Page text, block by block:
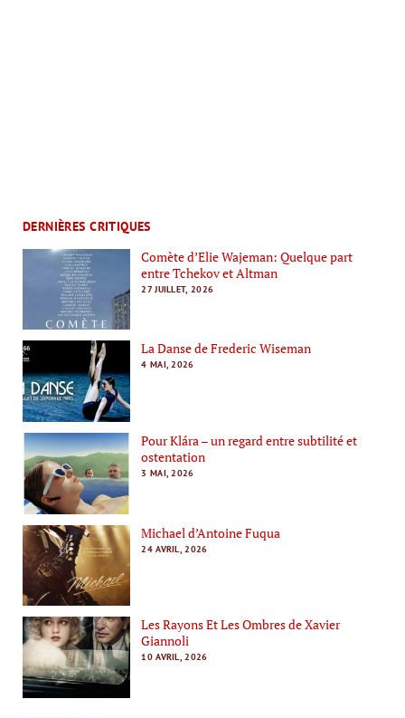
DERNIÈRES CRITIQUES
Comète d’Elie Wajeman: Quelque part
entre Tchekov et Altman
27 JUILLET, 2026
La Danse de Frederic Wiseman
4 MAI, 2026
Pour Klára – un regard entre subtilité et
ostentation
3 MAI, 2026
Michael d’Antoine Fuqua
24 AVRIL, 2026
Les Rayons Et Les Ombres de Xavier
Giannoli
10 AVRIL, 2026